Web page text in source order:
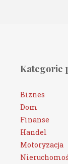
Kategorie
Biznes
Dom
Finanse
Handel
Motoryzacja